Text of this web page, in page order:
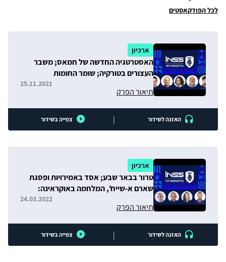
לכל הפודקאסטים
ארכיון
האסטרטגיה החדשה של חמאס; משבר
העצורים בטורקיה; שומר החומות
תיאור הפרק
25.11.2021
האזנה לשידור | צפייה בשידור
ארכיון
טרור בבאר שבע; אסד באמירויות ופסגת
שארם א-שייח', המלחמה באוקראינה:
תיאור הפרק
24.03.2022
האזנה לשידור | צפייה בשידור